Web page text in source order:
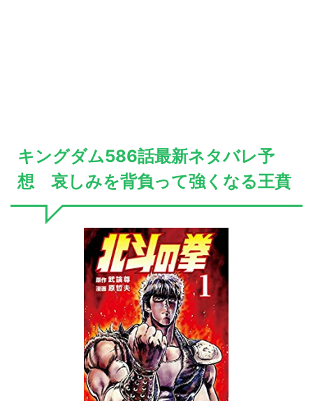
キングダム586話最新ネタバレ予
想 哀しみを背負って強くなる王賁